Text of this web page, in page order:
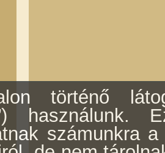
történő
használunk.
számunkra